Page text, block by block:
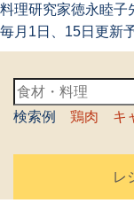
料理研究家徳永睦子
毎月1日、15日更新
検索例 鶏肉 キ
レ